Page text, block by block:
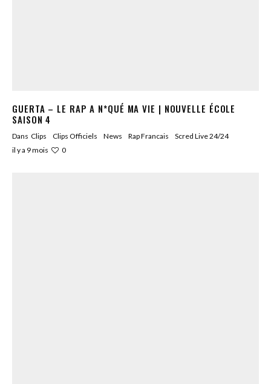
GUERTA – LE RAP A N*QUÉ MA VIE | NOUVELLE ÉCOLE
SAISON 4
Dans Clips Clips Officiels News Rap Francais
Scred Live 24/24
il y a 9 mois
0